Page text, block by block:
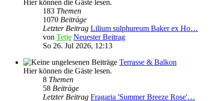
Hier können die Gäste lesen.
183 Themen
1070 Beiträge
Letzter Beitrag Lilium sulphureum Baker ex Ho…
von Tetje Neuester Beitrag
So 26. Jul 2026, 12:13
Terrasse & Balkon
Hier können die Gäste lesen.
8 Themen
58 Beiträge
Letzter Beitrag Fragaria 'Summer Breeze Rose'…